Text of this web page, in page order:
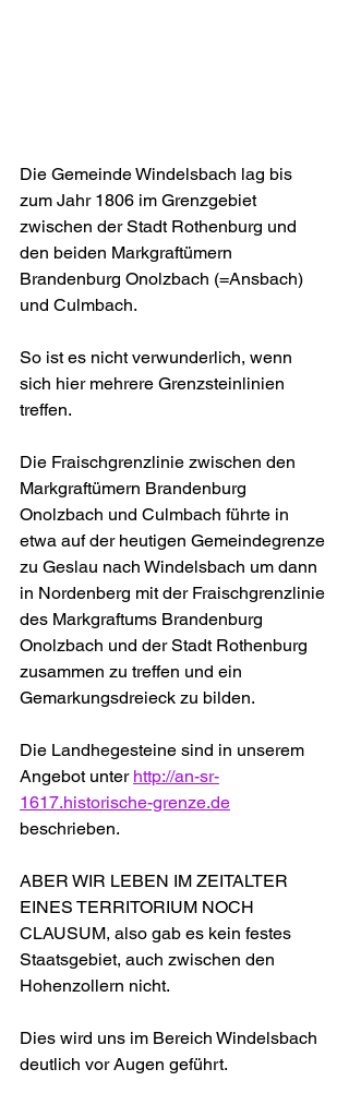
Die Gemeinde Windelsbach lag bis
zum Jahr 1806 im Grenzgebiet
zwischen der Stadt Rothenburg und
den beiden Markgraftümern
Brandenburg Onolzbach (=Ansbach)
und Culmbach.
So ist es nicht verwunderlich, wenn
sich hier mehrere Grenzsteinlinien
treffen.
Die Fraischgrenzlinie zwischen den
Markgraftümern Brandenburg
Onolzbach und Culmbach führte in
etwa auf der heutigen Gemeindegrenze
zu Geslau nach Windelsbach um dann
in Nordenberg mit der Fraischgrenzlinie
des Markgraftums Brandenburg
Onolzbach und der Stadt Rothenburg
zusammen zu treffen und ein
Gemarkungsdreieck zu bilden.
Die Landhegesteine sind in unserem
Angebot unter http://an-sr-
1617.historische-grenze.de
beschrieben.
ABER WIR LEBEN IM ZEITALTER
EINES TERRITORIUM NOCH
CLAUSUM, also gab es kein festes
Staatsgebiet, auch zwischen den
Hohenzollern nicht.
Dies wird uns im Bereich Windelsbach
deutlich vor Augen geführt.